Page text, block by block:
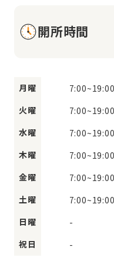
開所時間
月曜 7:00~19:00
火曜
7:00~19:00
水曜
7:00~19:00
木曜
7:00~19:00
金曜
7:00~19:00
土曜
7:00~19:00
日曜
-
祝日
-